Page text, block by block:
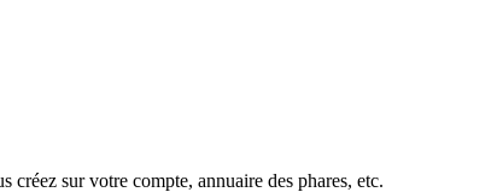
sur votre compte, annuaire des phares, etc.